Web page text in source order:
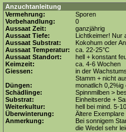
Anzuchtanleitung
Vermehrung:
Sporen
Vorbehandlung:
0
Aussaat Zeit:
ganzjährig
Aussaat Tiefe:
Lichtkeimer! Nur
Aussaat Substrat:
Kokohum oder
Aussaat Temperatur:
ca. 22-25°C
Aussaat Standort:
hell + konstant
Keimzeit:
ca. 4-6 Wochen
Giessen:
in der
Stamm + nicht
Düngen:
monatlich
Schädlinge:
Spinnmilben >
Substrat:
Einheitserde +
Weiterkultur:
hell bei mind. 5-
Überwinterung:
Ältere
Anmerkung:
Bei sonnigem
die Wedel sehr